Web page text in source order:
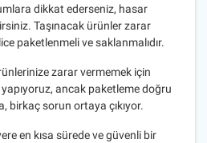
dikkat ederseniz, hasar
Taşınacak ürünler zarar
paketlenmeli ve saklanmalıdır.
zarar vermemek için
ancak paketleme doğru
birkaç sorun ortaya çıkıyor.
en kısa sürede ve güvenli bir